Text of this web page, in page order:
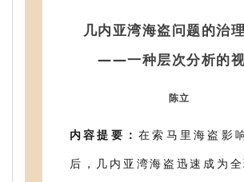
几内亚湾海盗问题的治
——一种层次分析的
陈立
内容提要：在索马里海盗影
后，几内亚湾海盗迅速成为